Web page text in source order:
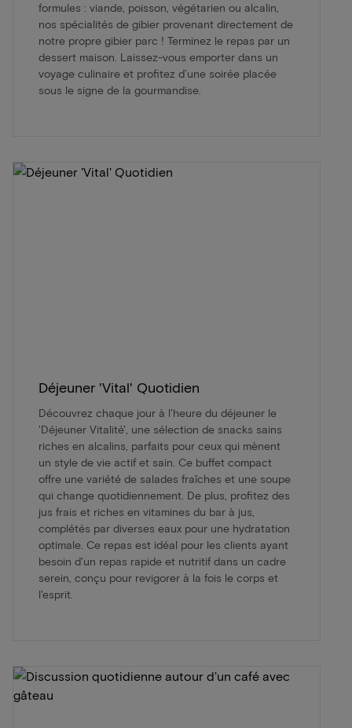
formules : viande, poisson, végétarien ou alcalin,
nos spécialités de gibier provenant directement de
notre propre gibier parc ! Terminez le repas par un
dessert maison. Laissez-vous emporter dans un
voyage culinaire et profitez d’une soirée placée
sous le signe de la gourmandise.
Déjeuner 'Vital' Quotidien
Découvrez chaque jour à l'heure du déjeuner le
'Déjeuner Vitalité', une sélection de snacks sains
riches en alcalins, parfaits pour ceux qui mènent
un style de vie actif et sain. Ce buffet compact
offre une variété de salades fraîches et une soupe
qui change quotidiennement. De plus, profitez des
jus frais et riches en vitamines du bar à jus,
complétés par diverses eaux pour une hydratation
optimale. Ce repas est idéal pour les clients ayant
besoin d'un repas rapide et nutritif dans un cadre
serein, conçu pour revigorer à la fois le corps et
l'esprit.